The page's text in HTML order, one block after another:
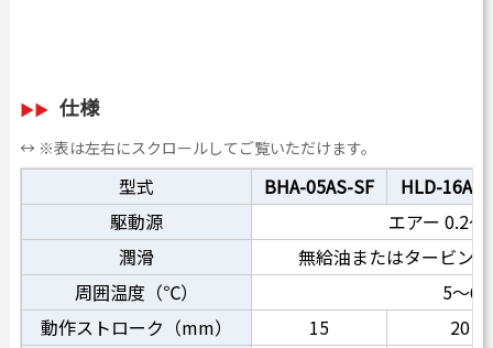
仕様
↔ ※表は左右にスクロールしてご覧いただけます。
型式 BHA-05AS-SF
HLD-
駆動源
エアー 0.2～
潤滑
無給油またはタービン
周囲温度（℃）
5～60
動作ストローク（mm）
15
20